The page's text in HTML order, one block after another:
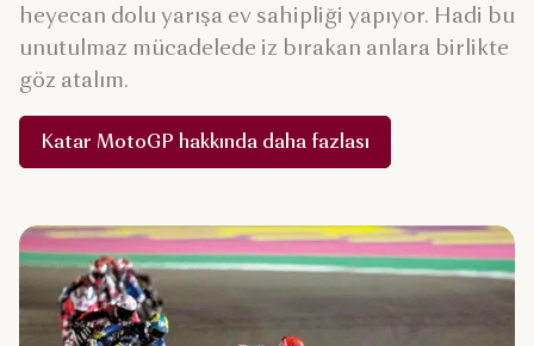
heyecan dolu yarışa ev sahipliği yapıyor. Hadi bu
unutulmaz mücadelede iz bırakan anlara birlikte
göz atalım.
Katar MotoGP hakkında daha fazlası